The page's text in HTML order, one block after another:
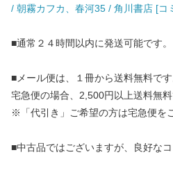
/ 朝霧カフカ、春河35 / 角川書店 [コ
■通常２４時間以内に発送可能です。
■メール便は、１冊から送料無料です
宅急便の場合、2,500円以上送料無料
※「代引き」ご希望の方は宅急便を
■中古品ではございますが、良好なコ